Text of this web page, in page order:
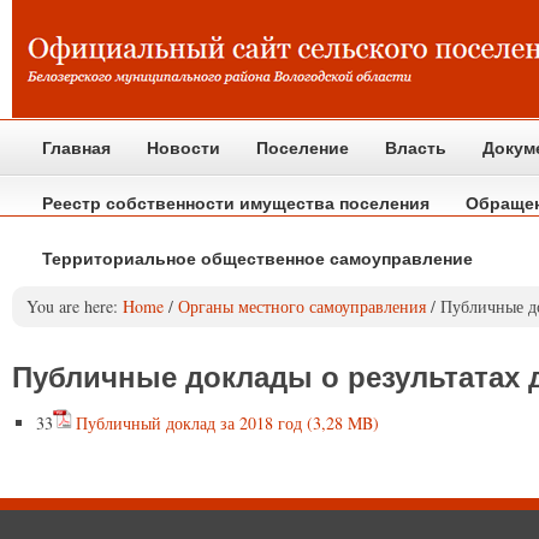
Главная Новости Поселение Власть
Реестр собственности имущества поселения
Территориальное общественное самоуправление
You are here: Home / Органы местного самоуправления / Публичные
Публичные доклады о результатах
33 Публичный доклад за 2018 год